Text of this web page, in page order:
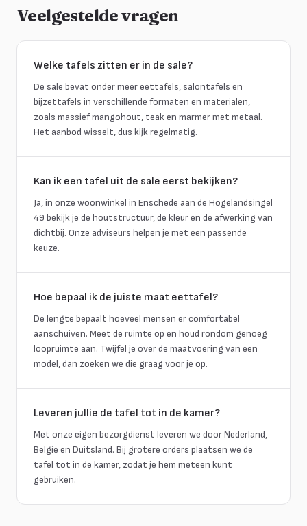
Veelgestelde vragen
Welke tafels zitten er in de sale?
De sale bevat onder meer eettafels, salontafels en
bijzettafels in verschillende formaten en materialen,
zoals massief mangohout, teak en marmer met metaal.
Het aanbod wisselt, dus kijk regelmatig.
Kan ik een tafel uit de sale eerst bekijken?
Ja, in onze woonwinkel in Enschede aan de Hogelandsingel
49 bekijk je de houtstructuur, de kleur en de afwerking van
dichtbij. Onze adviseurs helpen je met een passende
keuze.
Hoe bepaal ik de juiste maat eettafel?
De lengte bepaalt hoeveel mensen er comfortabel
aanschuiven. Meet de ruimte op en houd rondom genoeg
loopruimte aan. Twijfel je over de maatvoering van een
model, dan zoeken we die graag voor je op.
Leveren jullie de tafel tot in de kamer?
Met onze eigen bezorgdienst leveren we door Nederland,
België en Duitsland. Bij grotere orders plaatsen we de
tafel tot in de kamer, zodat je hem meteen kunt
gebruiken.